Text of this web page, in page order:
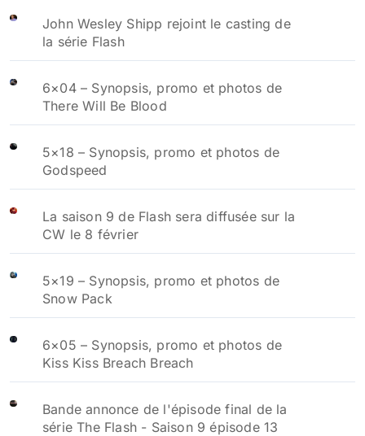
John Wesley Shipp rejoint le casting de
la série Flash
6×04 – Synopsis, promo et photos de
There Will Be Blood
5×18 – Synopsis, promo et photos de
Godspeed
La saison 9 de Flash sera diffusée sur la
CW le 8 février
5×19 – Synopsis, promo et photos de
Snow Pack
6×05 – Synopsis, promo et photos de
Kiss Kiss Breach Breach
Bande annonce de l'épisode final de la
série The Flash - Saison 9 épisode 13